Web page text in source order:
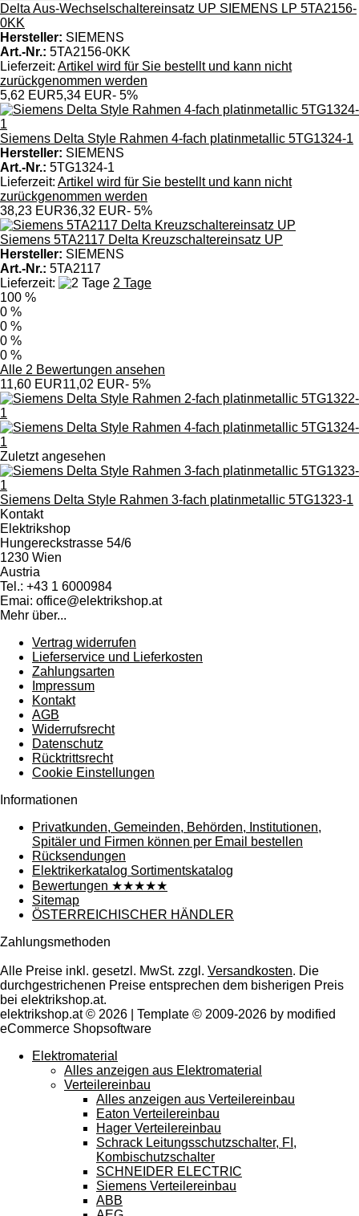
Delta Aus-Wechselschaltereinsatz UP SIEMENS LP 5TA2156-
0KK
Hersteller: SIEMENS
Art.-Nr.: 5TA2156-0KK
Lieferzeit: Artikel wird für Sie bestellt und kann nicht
zurückgenommen werden
5,62 EUR5,34 EUR- 5%
Siemens Delta Style Rahmen 4-fach platinmetallic 5TG1324-1
Hersteller: SIEMENS
Art.-Nr.: 5TG1324-1
Lieferzeit: Artikel wird für Sie bestellt und kann nicht
zurückgenommen werden
38,23 EUR36,32 EUR- 5%
Siemens 5TA2117 Delta Kreuzschaltereinsatz UP
Hersteller: SIEMENS
Art.-Nr.: 5TA2117
Lieferzeit:
2 Tage
100 %
0 %
0 %
0 %
0 %
Alle 2 Bewertungen ansehen
11,60 EUR11,02 EUR- 5%
Zuletzt angesehen
Siemens Delta Style Rahmen 3-fach platinmetallic 5TG1323-1
Kontakt
Elektrikshop
Hungereckstrasse 54/6
1230 Wien
Austria
Tel.: +43 1 6000984
Emai: office@elektrikshop.at
Mehr über...
Vertrag widerrufen
Lieferservice und Lieferkosten
Zahlungsarten
Impressum
Kontakt
AGB
Widerrufsrecht
Datenschutz
Rücktrittsrecht
Cookie Einstellungen
Informationen
Privatkunden, Gemeinden, Behörden, Institutionen,
Spitäler und Firmen können per Email bestellen
Rücksendungen
Elektrikerkatalog Sortimentskatalog
Bewertungen ★★★★★
Sitemap
ÖSTERREICHISCHER HÄNDLER
Zahlungsmethoden
Alle Preise inkl. gesetzl. MwSt. zzgl. Versandkosten. Die
durchgestrichenen Preise entsprechen dem bisherigen Preis
bei elektrikshop.at.
elektrikshop.at © 2026 | Template © 2009-2026 by modified
eCommerce Shopsoftware
Elektromaterial
Alles anzeigen aus Elektromaterial
Verteilereinbau
Alles anzeigen aus Verteilereinbau
Eaton Verteilereinbau
Hager Verteilereinbau
Schrack Leitungsschutzschalter, FI,
Kombischutzschalter
SCHNEIDER ELECTRIC
Siemens Verteilereinbau
ABB